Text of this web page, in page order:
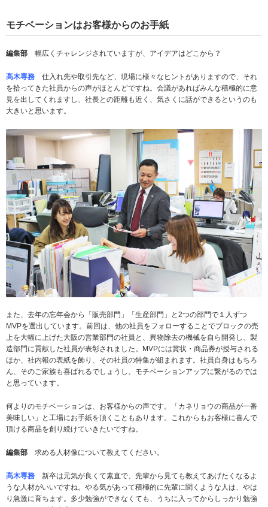
モチベーションはお客様からのお手紙
編集部 幅広くチャレンジされていますが、アイデアはどこから？
髙木専務 仕入れ先や取引先など、現場に様々なヒントがありますので、それ
を拾ってきた社員からの声がほとんどですね。会議があればみんな積極的に意
見を出してくれますし、社長との距離も近く、気さくに話ができるというのも
大きいと思います。
また、去年の忘年会から「販売部門」「生産部門」と2つの部門で１人ずつ
MVPを選出しています。前回は、他の社員をフォローすることでブロックの売
上を大幅に上げた大阪の営業部門の社員と、異物除去の機械を自ら開発し、製
造部門に貢献した社員が表彰されました。MVPには賞状・商品券が授与される
ほか、社内報の表紙を飾り、その社員の特集が組まれます。社員自身はもちろ
ん、そのご家族も喜ばれるでしょうし、モチベーションアップに繋がるのでは
と思っています。
何よりのモチベーションは、お客様からの声です。「カネリョウの商品が一番
美味しい」と工場にお手紙を頂くこともあります。これからもお客様に喜んで
頂ける商品を創り続けていきたいですね。
編集部 求める人材像について教えてください。
髙木専務 新卒は元気が良くて素直で、先輩から見ても教えてあげたくなるよ
うな人材がいいですね。やる気があって積極的に先輩に聞くような人は、やは
り急激に育ちます。多少勉強ができなくても、うちに入ってからしっかり勉強